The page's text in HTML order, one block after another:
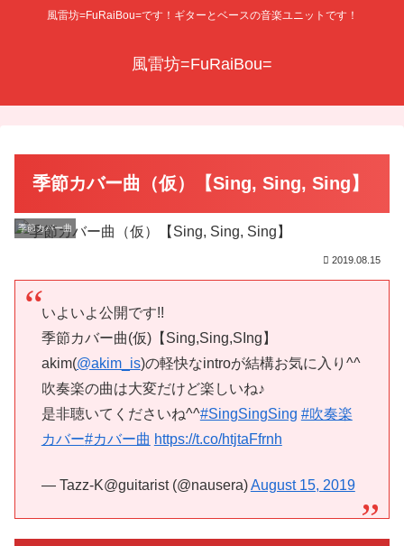
風雷坊=FuRaiBou=です！ギターとベースの音楽ユニットです！
風雷坊=FuRaiBou=
季節カバー曲（仮）【Sing, Sing, Sing】
季節カバー曲
2019.08.15
いよいよ公開です!!
季節カバー曲(仮)【Sing,Sing,SIng】
akim(@akim_is)の軽快なintroが結構お気に入り^^
吹奏楽の曲は大変だけど楽しいね♪
是非聴いてくださいね^^#SingSingSing #吹奏楽
カバー#カバー曲 https://t.co/htjtaFfrnh
— Tazz-K@guitarist (@nausera)August 15, 2019